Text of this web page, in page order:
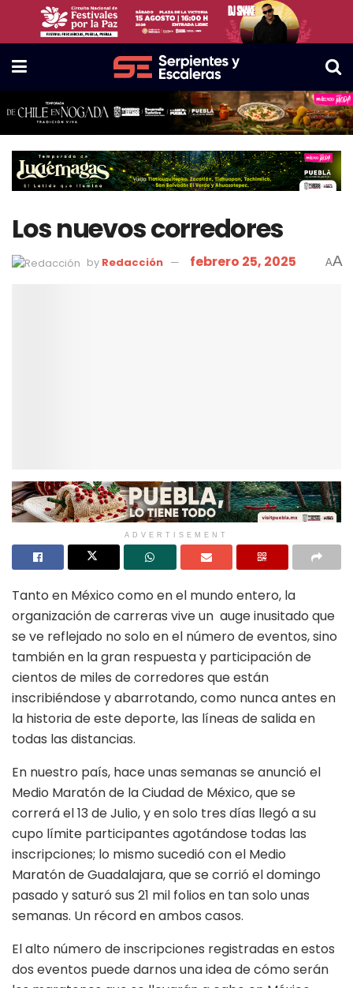
Los nuevos corredores
by Redacción febrero 25, 2025 AA
ADVERTISEMENT
Tanto en México como en el mundo entero, la
organización de carreras vive un auge inusitado que
se ve reflejado no solo en el número de eventos, sino
también en la gran respuesta y participación de
cientos de miles de corredores que están
inscribiéndose y abarrotando, como nunca antes en
la historia de este deporte, las líneas de salida en
todas las distancias.
En nuestro país, hace unas semanas se anunció el
Medio Maratón de la Ciudad de México, que se
correrá el 13 de Julio, y en solo tres días llegó a su
cupo límite participantes agotándose todas las
inscripciones; lo mismo sucedió con el Medio
Maratón de Guadalajara, que se corrió el domingo
pasado y saturó sus 21 mil folios en tan solo unas
semanas. Un récord en ambos casos.
El alto número de inscripciones registradas en estos
dos eventos puede darnos una idea de cómo serán